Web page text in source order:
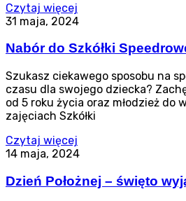
Czytaj więcej
31 maja, 2024
Nabór do Szkółki
Szukasz ciekawego sposobu na
czasu dla swojego dziecka?
od 5 roku życia oraz młodzież do
zajęciach Szkółki
Czytaj więcej
14 maja, 2024
Dzień Położnej – święto